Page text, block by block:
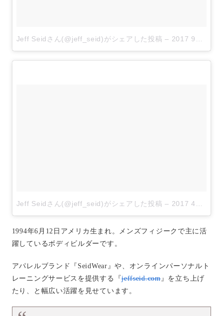
Jeff Seidさん(@jeff_seid)がシェアした投稿 – 2017 9月 8 3:45午後 PDT
Jeff Seidさん(@jeff_seid)がシェアした投稿 – 2017 4月 14 12:44午後 PDT
1994年6月12日アメリカ生まれ。メンズフィジークで主に活
躍しているボディビルダーです。
アパレルブランド『SeidWear』や、オンラインパーソナルト
レーニングサービスを提供する『jeffseid.com』を立ち上げ
たり、と幅広い活躍を見せています。